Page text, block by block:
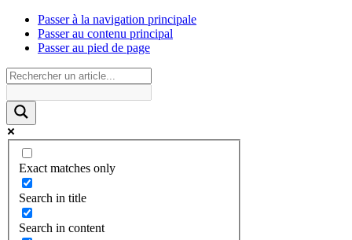
Passer à la navigation principale
Passer au contenu principal
Passer au pied de page
Exact matches only
Search in title
Search in content